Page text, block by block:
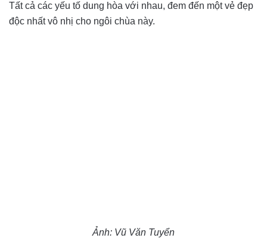
Tất cả các yếu tố dung hòa với nhau, đem đến một vẻ đẹp
độc nhất vô nhị cho ngôi chùa này.
Ảnh: Vũ Văn Tuyển